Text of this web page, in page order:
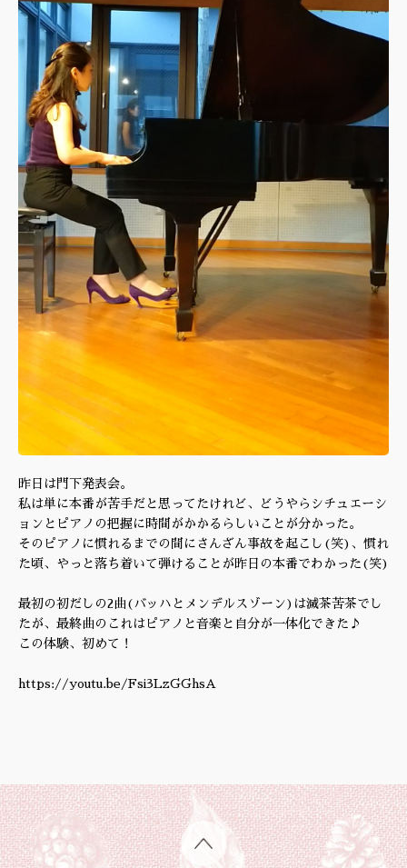
昨日は門下発表会。
私は単に本番が苦手だと思ってたけれど、どうやらシチュエーシ
ョンとピアノの把握に時間がかかるらしいことが分かった。
そのピアノに慣れるまでの間にさんざん事故を起こし(笑)、慣れ
た頃、やっと落ち着いて弾けることが昨日の本番でわかった(笑)
最初の初だしの2曲(バッハとメンデルスゾーン)は滅茶苦茶でし
たが、最終曲のこれはピアノと音楽と自分が一体化できた♪
この体験、初めて！
https://youtu.be/Fsi3LzGGhsA